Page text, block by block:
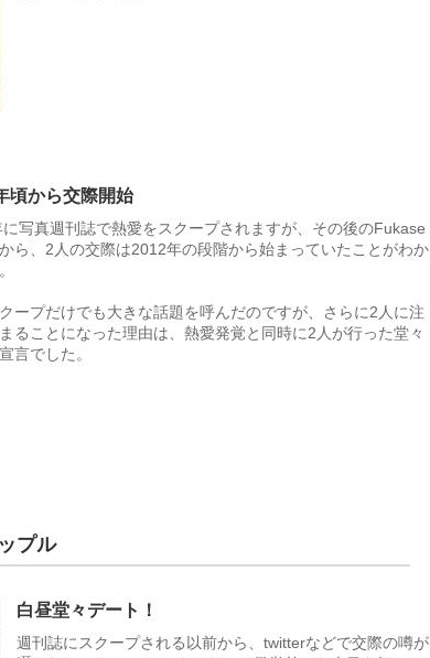
頃から交際開始
写真週刊誌で熱愛をスクープされますが、その後のFukase
ら、2人の交際は2012年の段階から始まっていたことがわか
ープだけでも大きな話題を呼んだのですが、さらに2人に注
ることになった理由は、熱愛発覚と同時に2人が行った堂々
言でした。
プル
白昼堂々デート！
週刊誌にスクープされる以前から、twitterなどで交際の噂が